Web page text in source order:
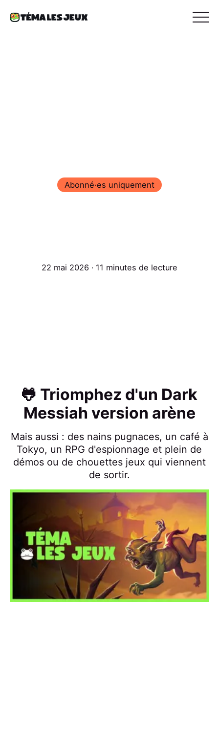
Abonné·es uniquement
22 mai 2026 ∙ 11 minutes de lecture
🐸 Triomphez d'un Dark
Messiah version arène
Mais aussi : des nains pugnaces, un café à
Tokyo, un RPG d'espionnage et plein de
démos ou de chouettes jeux qui viennent
de sortir.